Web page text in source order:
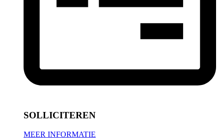
SOLLICITEREN
MEER INFORMATIE